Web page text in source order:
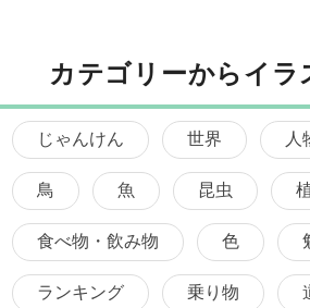
カテゴリーからイラ
じゃんけん 世界 人
鳥 魚 昆虫
食べ物・飲み物 色
ランキング 乗り物